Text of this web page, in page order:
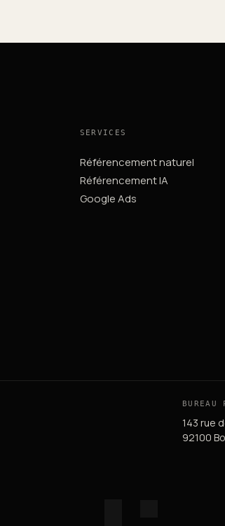
SERVICES
Référencement naturel
Référencement IA
Google Ads
BUREAU
143 rue
92100